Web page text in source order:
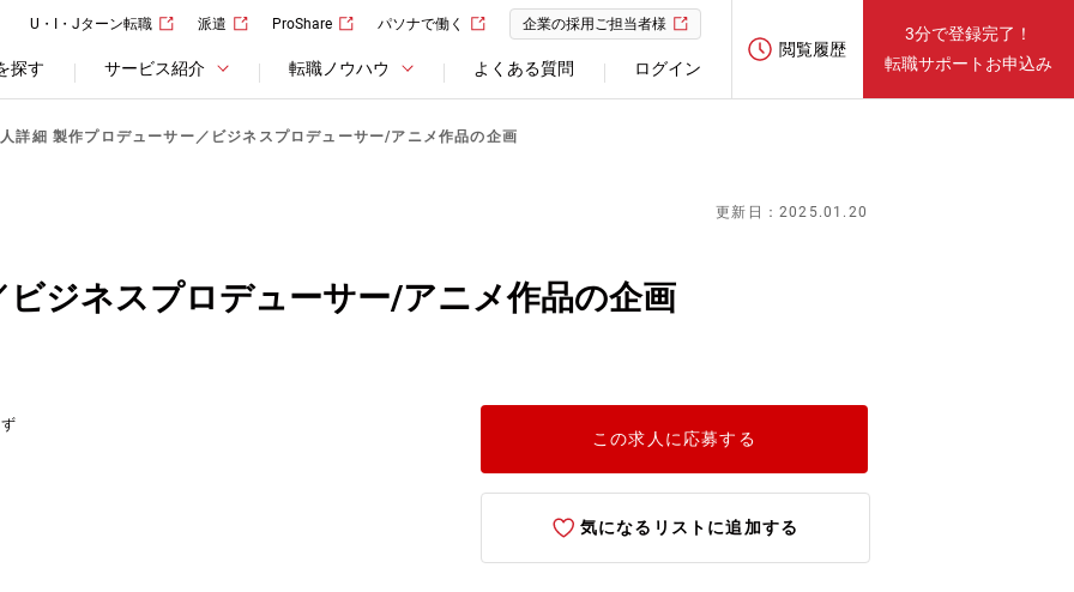
U・I・Jターン転職 派遣 ProShare パソナで働く 企業の採用ご担当者様
探す サービス紹介 転職ノウハウ よくある質問 ログイン
閲覧履歴
3分で登録完了！
転職サポートお申込み
詳細 製作プロデューサー／ビジネスプロデューサー/アニメ作品の企画
更新日：2025.01.20
ジネスプロデューサー/アニメ作品の企画
この求人に応募する
気になるリストに追加する